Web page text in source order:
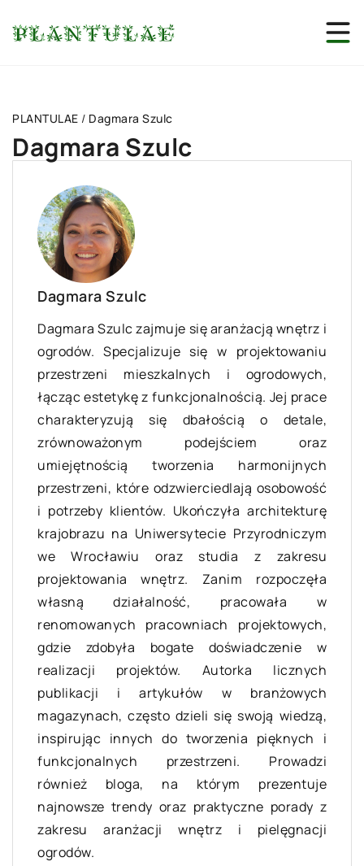
PLANTULAE / Dagmara Szulc
Dagmara Szulc
Dagmara Szulc
Dagmara Szulc zajmuje się aranżacją wnętrz i
ogrodów. Specjalizuje się w projektowaniu
przestrzeni mieszkalnych i ogrodowych,
łącząc estetykę z funkcjonalnością. Jej prace
charakteryzują się dbałością o detale,
zrównoważonym podejściem oraz
umiejętnością tworzenia harmonijnych
przestrzeni, które odzwierciedlają osobowość
i potrzeby klientów. Ukończyła architekturę
krajobrazu na Uniwersytecie Przyrodniczym
we Wrocławiu oraz studia z zakresu
projektowania wnętrz. Zanim rozpoczęła
własną działalność, pracowała w
renomowanych pracowniach projektowych,
gdzie zdobyła bogate doświadczenie w
realizacji projektów. Autorka licznych
publikacji i artykułów w branżowych
magazynach, często dzieli się swoją wiedzą,
inspirując innych do tworzenia pięknych i
funkcjonalnych przestrzeni. Prowadzi
również bloga, na którym prezentuje
najnowsze trendy oraz praktyczne porady z
zakresu aranżacji wnętrz i pielęgnacji
ogrodów.